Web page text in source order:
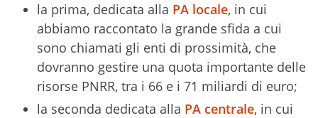
la prima, dedicata alla PA locale, in cui
abbiamo raccontato la grande sfida a cui
sono chiamati gli enti di prossimità, che
dovranno gestire una quota importante delle
risorse PNRR, tra i 66 e i 71 miliardi di euro;
la seconda dedicata alla PA centrale, in cui